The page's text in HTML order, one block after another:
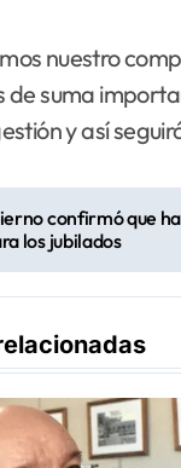
nuestro
de suma
y así
confirmó que
los jubilados